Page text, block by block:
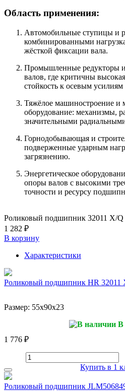
Область применения:
Автомобильные ступицы и
комбинированными
жёсткой фиксации вала.
Промышленные редукторы
валов, где критичны
стойкость к осевым
Тяжёлое машиностроение и
оборудование: механизмы,
значительными
Горнодобывающая и
подверженные ударным
загрязнению.
Энергетическое
опоры валов с высокими
точности и ресурсу
Роликовый подшипник 32011 X/Q
1 282 ₽
В корзину
Характеристики
Роликовый подшипник HR 32011
Размер: 55x90x23
В
1 776 ₽
Купить в 1
Роликовый подшипник